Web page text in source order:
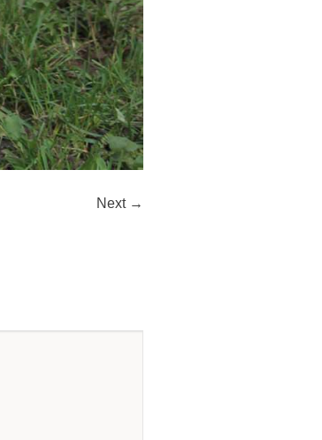
Next →